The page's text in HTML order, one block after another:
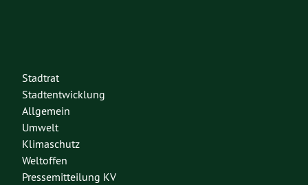
Stadtrat
Stadtentwicklung
Allgemein
Umwelt
Klimaschutz
Weltoffen
Pressemitteilung KV